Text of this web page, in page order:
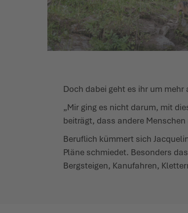
Doch dabei geht es ihr um
„Mir ging es nicht darum, mit
beiträgt, dass andere
Beruflich kümmert sich
Pläne schmiedet. Besonders
Bergsteigen, Kanufahren,